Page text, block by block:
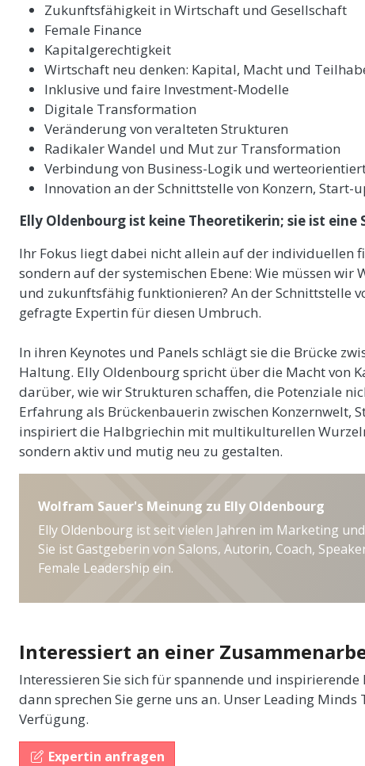
Zukunftsfähigkeit in Wirtschaft und Gesellschaft
Female Finance
Kapitalgerechtigkeit
Wirtschaft neu denken: Kapital, Macht und
Inklusive und faire Investment-Modelle
Digitale Transformation
Veränderung von veralteten Strukturen
Radikaler Wandel und Mut zur Transformation
Verbindung von Business-Logik und
Innovation an der Schnittstelle von Konzern, Start-
Elly Oldenbourg ist keine Theoretikerin; sie ist eine
Ihr Fokus liegt dabei nicht allein auf der individuellen
sondern auf der systemischen Ebene: Wie müssen
und zukunftsfähig funktionieren? An der Schnittstelle
gefragte Expertin für diesen Umbruch.
In ihren Keynotes und Panels schlägt sie die Brücke
Haltung. Elly Oldenbourg spricht über die Macht von
darüber, wie wir Strukturen schaffen, die Potenziale
Erfahrung als Brückenbauerin zwischen Konzernwelt,
inspiriert die Halbgriechin mit multikulturellen
sondern aktiv und mutig neu zu gestalten.
Wolfram Sauer's Meinung zu Elly Oldenbourg
Elly Oldenbourg ist seit vielen Jahren im Marketing
Sie ist Gastgeberin von Salons, Autorin, Coach,
Female Leadership ein.
Interessiert an einer
Interessieren Sie sich für spannende und
dann sprechen Sie gerne uns an. Unser Leading
Verfügung.
Expertin anfragen